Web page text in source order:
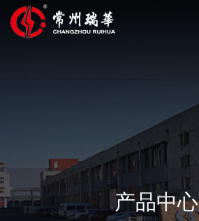
产品中心